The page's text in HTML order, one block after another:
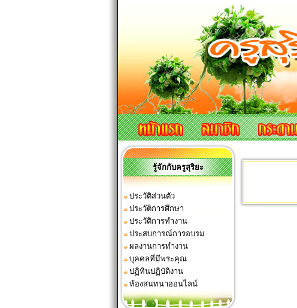
รู้จักกับครูสุริยะ
ประวัติส่วนตัว
ประวัติการศึกษา
ประวัติการทำงาน
ประสบการณ์การอบรม
ผลงานการทำงาน
บุคคลที่มีพระคุณ
ปฏิทินปฏิบัติงาน
ห้องสนทนาออนไลน์